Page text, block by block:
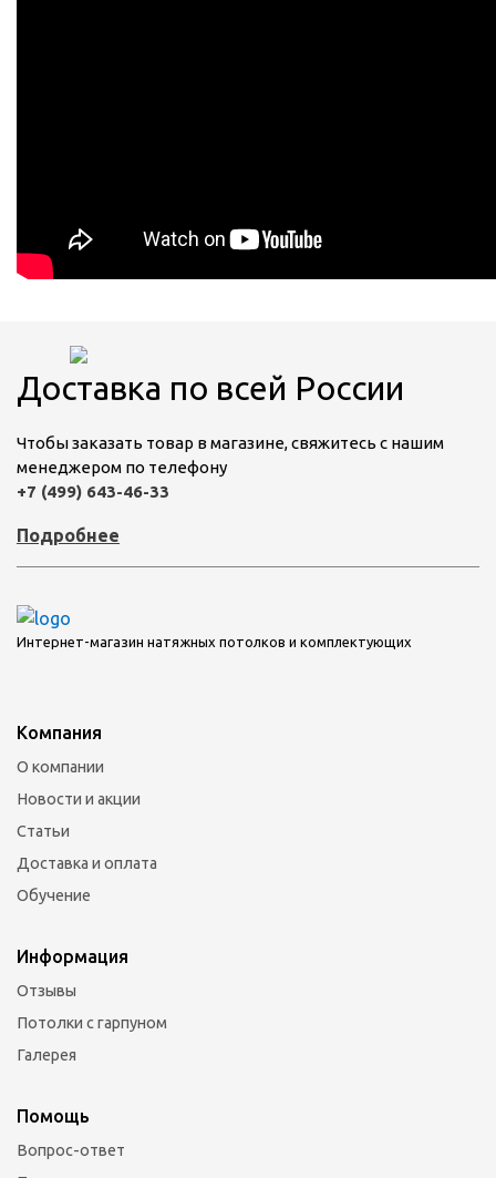
Доставка по всей России
Чтобы заказать товар в магазине, свяжитесь с нашим
менеджером по телефону
+7 (499) 643-46-33
Подробнее
Интернет-магазин натяжных потолков и комплектующих
Компания
О компании
Новости и акции
Статьи
Доставка и оплата
Обучение
Информация
Отзывы
Потолки с гарпуном
Галерея
Помощь
Вопрос-ответ